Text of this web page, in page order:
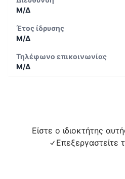
Μ/Δ
Έτος ίδρυσης
Μ/Δ
Τηλέφωνο επικοινωνίας
Μ/Δ
Είστε ο ιδιοκτήτης
Επεξεργαστείτε